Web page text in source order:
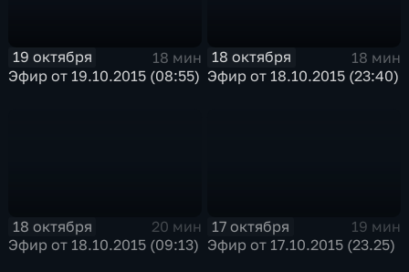
19 октября
18 мин
Эфир от 19.10.2015 (08:55)
18 октября
18 мин
Эфир от 18.10.2015 (23:40)
18 октября
20 мин
Эфир от 18.10.2015 (09:13)
17 октября
19 мин
Эфир от 17.10.2015 (23.25)